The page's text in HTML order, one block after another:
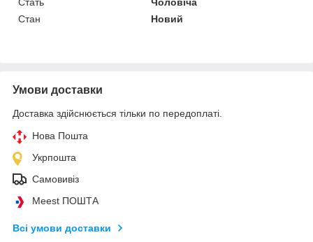
Стать
Чоловіча
Стан
Новий
Умови доставки
Доставка здійснюється тільки по передоплаті.
Нова Пошта
Укрпошта
Самовивіз
Meest ПОШТА
Всі умови доставки